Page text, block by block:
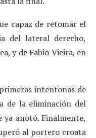
capaz de retomar el
del lateral derecho,
y de Fabio Vieira, en
intentonas de
de la eliminación del
anotó. Finalmente,
al portero croata